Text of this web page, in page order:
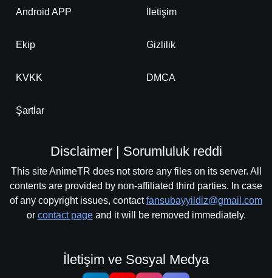
Android APP İletişim
Ekip Gizlilik
KVKK DMCA
Şartlar
Disclaimer | Sorumluluk reddi
This site AnimeTR does not store any files on its server. All
contents are provided by non-affiliated third parties. In case
of any copyright issues, contactfansubayyildiz@gmail.com
or contact pageand it will be removed immediately.
İletişim ve Sosyal Medya